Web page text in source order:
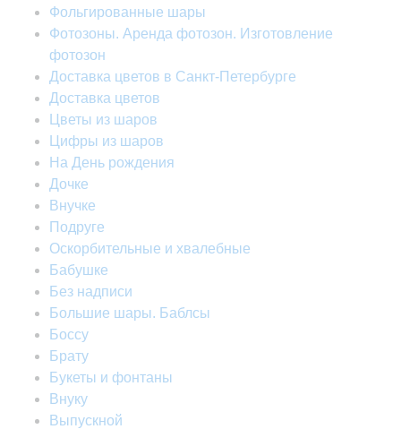
Фольгированные шары
Фотозоны. Аренда фотозон. Изготовление
фотозон
Доставка цветов в Санкт-Петербурге
Доставка цветов
Цветы из шаров
Цифры из шаров
На День рождения
Дочке
Внучке
Подруге
Оскорбительные и хвалебные
Бабушке
Без надписи
Большие шары. Баблсы
Боссу
Брату
Букеты и фонтаны
Внуку
Выпускной